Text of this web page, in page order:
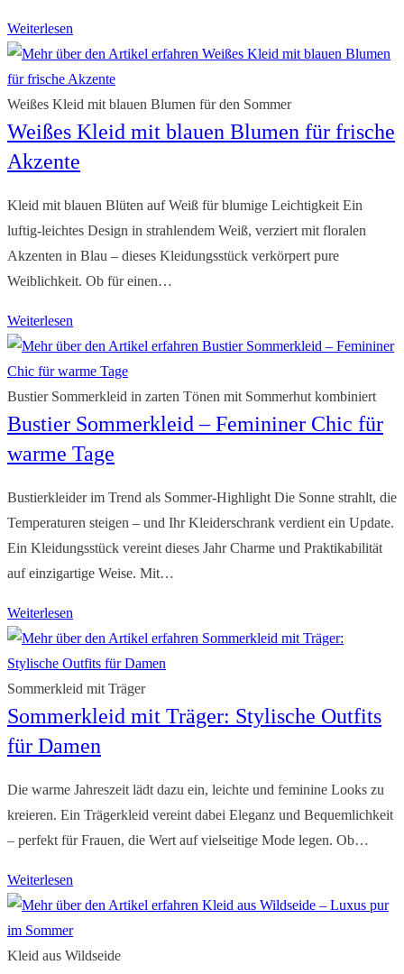
Weiterlesen
Sommer
–
Verspielt
&
heißen
Tagen
Weißes Kleid mit blauen Blumen für den Sommer
Weißes Kleid mit blauen Blumen für frische
Akzente
Kleid mit blauen Blüten auf Weiß für blumige Leichtigkeit Ein
luftig-leichtes Design in strahlendem Weiß, verziert mit floralen
Akzenten in Blau – dieses Kleidungsstück verkörpert pure
Weiblichkeit. Ob für einen…
Weiterlesen
Kleid
mit
blauen
Blumen
für
Akzente
Bustier Sommerkleid in zarten Tönen mit Sommerhut kombiniert
Bustier Sommerkleid – Femininer Chic für
warme Tage
Bustierkleider im Trend als Sommer-Highlight Die Sonne strahlt, die
Temperaturen steigen – und Ihr Kleiderschrank verdient ein Update.
Ein Kleidungsstück vereint dieses Jahr Charme und Praktikabilität
auf einzigartige Weise. Mit…
Weiterlesen
Sommerkleid
–
Femininer
Chic
Tage
Sommerkleid mit Träger
Sommerkleid mit Träger: Stylische Outfits
für Damen
Die warme Jahreszeit lädt dazu ein, leichte und feminine Looks zu
kreieren. Ein Trägerkleid vereint dabei Eleganz und Bequemlichkeit
– perfekt für Frauen, die Wert auf vielseitige Mode legen. Ob…
Weiterlesen
mit
Träger:
Stylische
Kleid aus Wildseide